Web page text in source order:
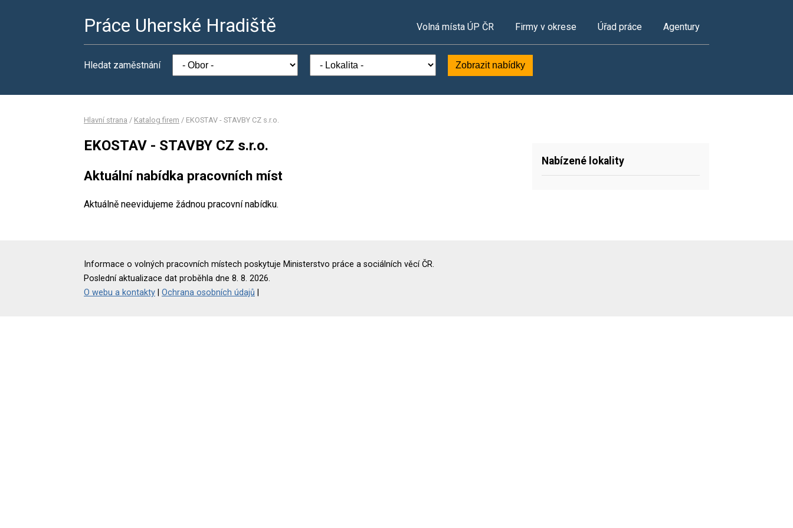
Práce Uherské Hradiště Volná místa ÚP ČR Firmy v okrese Úřad práce Agentury
Hledat zaměstnání Zobrazit nabídky
Hlavní strana / Katalog firem / EKOSTAV - STAVBY CZ s.r.o.
EKOSTAV - STAVBY CZ s.r.o.
Aktuální nabídka pracovních míst
Aktuálně neevidujeme žádnou pracovní nabídku.
Nabízené lokality
Informace o volných pracovních místech poskytuje Ministerstvo práce a sociálních věcí ČR.
Poslední aktualizace dat proběhla dne 8. 8. 2026.
O webu a kontakty
Ochrana osobních údajů